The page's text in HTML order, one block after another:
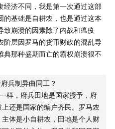
播客一下 @JustPod
/ JustPod / 播客一下
忽右
经济不同，我是第一次通过这部
的基础是自耕农，也是通过这本
致崩溃的因素除了内战和瘟疫
阶层因罗马的货币财政的混乱导
典那种盛期而亡的霸权崩溃很不
兵制异曲同工？
样，府兵田地是国家授予，府
还是国家的编户齐民。罗马农
体是小自耕农，田地是个人财